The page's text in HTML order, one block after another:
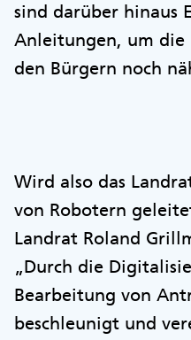
sind darüber hinaus
Anleitungen, um
den Bürgern noch
Wird also das
von Robotern
Landrat Roland
„Durch die
Bearbeitung von
beschleunigt und